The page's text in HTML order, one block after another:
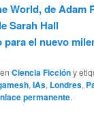
World, de Adam
Sarah Hall
para el nuevo
Ciencia Ficcióny
, IAs, Londres,
permanente.